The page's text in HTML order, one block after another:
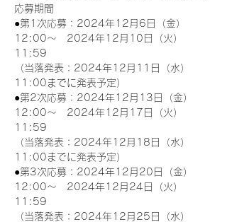
応募期間
●第1次応募：2024年12月6日（金）
12:00～　2024年12月10日（火）
11:59
（当落発表：2024年12月11日（水）
11:00までに発表予定）
●第2次応募：2024年12月13日（金）
12:00～　2024年12月17日（火）
11:59
（当落発表：2024年12月18日（水）
11:00までに発表予定）
●第3次応募：2024年12月20日（金）
12:00～　2024年12月24日（火）
11:59
（当落発表：2024年12月25日（水）